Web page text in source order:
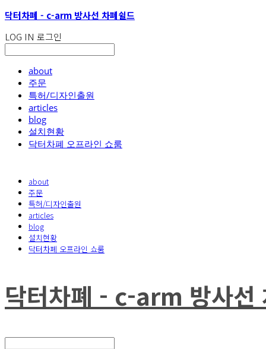
닥터차폐 - c-arm 방사선 차폐쉴드
LOG IN 로그인
about
주문
특허/디자인출원
articles
blog
설치현황
닥터차폐 오프라인 쇼룸
about
주문
특허/디자인출원
articles
blog
설치현황
닥터차폐 오프라인 쇼룸
닥터차폐 - c-arm 방사선